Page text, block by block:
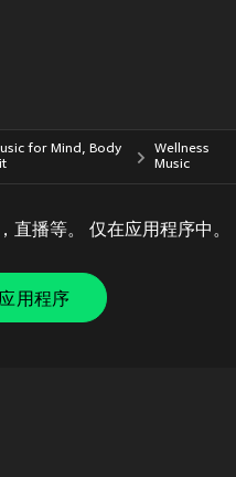
for Mind, Body
Wellness
Music
直播等。 仅在应用程序中。
用程序